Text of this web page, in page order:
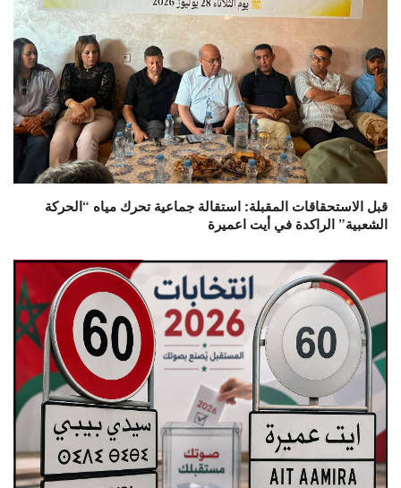
قبل الاستحقاقات المقبلة: استقالة جماعية تحرك مياه “الحركة
الشعبية” الراكدة في أيت اعميرة